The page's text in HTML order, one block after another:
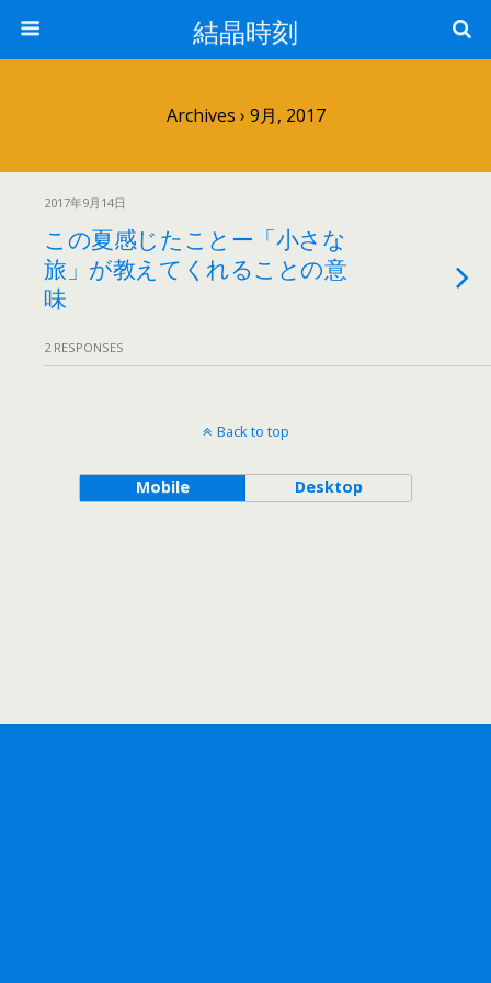
結晶時刻
Archives › 9月, 2017
2017年9月14日
この夏感じたことー「小さな
旅」が教えてくれることの意
味
2 RESPONSES
Back to top
Mobile Desktop